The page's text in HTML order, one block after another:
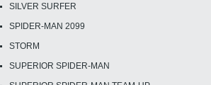
SILVER SURFER
SPIDER-MAN 2099
STORM
SUPERIOR SPIDER-MAN